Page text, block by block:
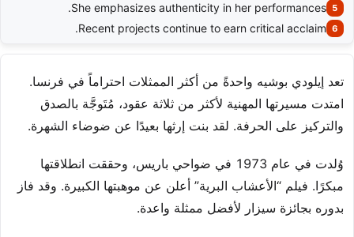
She emphasizes authenticity in her performances.
Recent projects continue to earn critical acclaim.
تعد إيلودي بوشيه واحدةً من أكثر الممثلات احتراماً في فرنسا.
امتدت مسيرتها المهنية لأكثر من ثلاثة عقود، مُتَوجَّة بالصدق
والتركيز على الحرفة. لقد بنت إرثها بعيدًا عن ضوضاء الشهرة.
وُلدت في عام 1973 في ضواحي باريس، وحققت انطلاقتها
مبكرًا. فيلم “الأعشاب البرية” أعلن عن موهبتها الكبيرة. وقد فاز
بدوره بجائزة سيزار لأفضل ممثلة واعدة.